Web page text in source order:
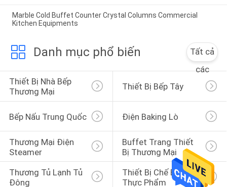
Marble Cold Buffet Counter Crystal Columns Commercial
Kitchen Equipments
Danh mục phổ biến
Tất cả
các
Thiết Bị Nhà Bếp
Thương Mại
Thiết Bị Bếp Tây
Bếp Nấu Trung Quốc Điện Baking Lò
Thương Mại Điện
Steamer
Buffet Trang Thiết
Bị Thương Mại
Thương Tủ Lạnh Tủ
Đông
Thiết Bị Chế Biến
Thực Phẩm